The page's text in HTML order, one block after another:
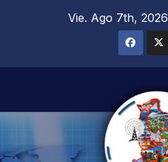
Vie. Ago 7th, 2026